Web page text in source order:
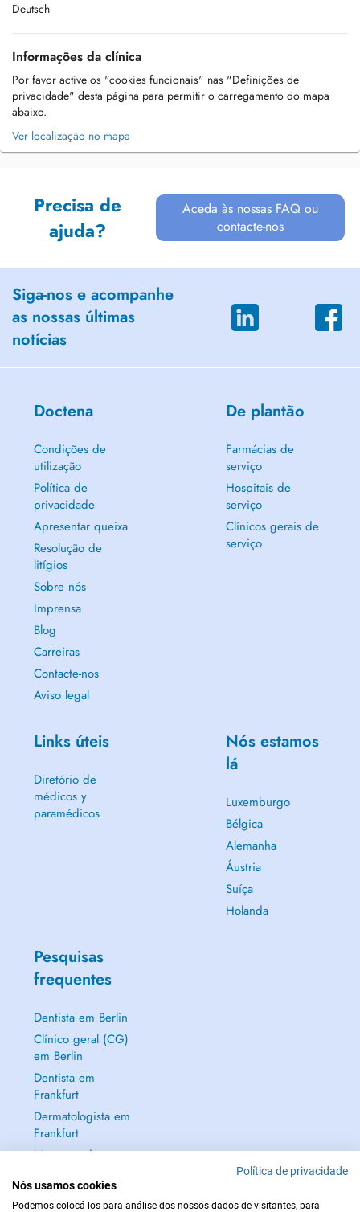
Deutsch
Informações da clínica
Por favor active os "cookies funcionais" nas "Definições de
privacidade" desta página para permitir o carregamento do mapa
abaixo.
Ver localização no mapa
Precisa de
ajuda?
Aceda às nossas FAQ ou
contacte-nos
Siga-nos e acompanhe
as nossas últimas
notícias
Doctena
Condições de
utilização
Política de
privacidade
Apresentar queixa
Resolução de
litígios
Sobre nós
Imprensa
Blog
Carreiras
Contacte-nos
Aviso legal
De plantão
Farmácias de
serviço
Hospitais de
serviço
Clínicos gerais de
serviço
Links úteis
Diretório de
médicos y
paramédicos
Nós estamos
lá
Luxemburgo
Bélgica
Alemanha
Áustria
Suíça
Holanda
Pesquisas
frequentes
Dentista em Berlin
Clínico geral (CG)
em Berlin
Dentista em
Frankfurt
Dermatologista em
Frankfurt
Mostrar tudo →
Política de privacidade
Nós usamos cookies
Podemos colocá-los para análise dos nossos dados de visitantes, para